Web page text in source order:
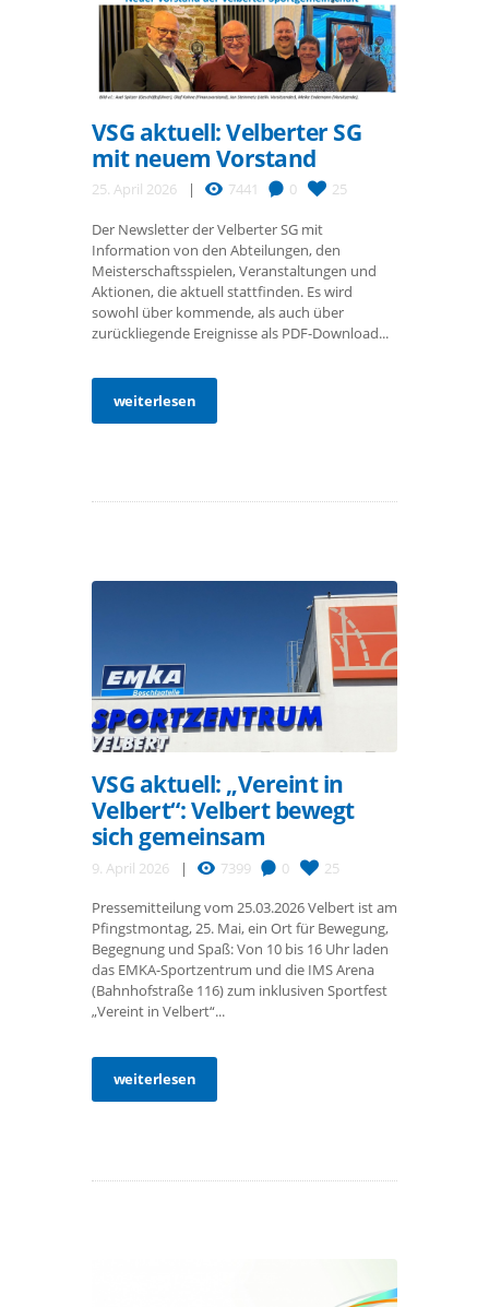
VSG aktuell: Velberter SG
mit neuem Vorstand
25. April 2026 7441 0 25
Der Newsletter der Velberter SG mit
Information von den Abteilungen, den
Meisterschaftsspielen, Veranstaltungen und
Aktionen, die aktuell stattfinden. Es wird
sowohl über kommende, als auch über
zurückliegende Ereignisse als PDF-Download...
weiterlesen
VSG aktuell: „Vereint in
Velbert“: Velbert bewegt
sich gemeinsam
9. April 2026 7399 0 25
Pressemitteilung vom 25.03.2026 Velbert ist am
Pfingstmontag, 25. Mai, ein Ort für Bewegung,
Begegnung und Spaß: Von 10 bis 16 Uhr laden
das EMKA-Sportzentrum und die IMS Arena
(Bahnhofstraße 116) zum inklusiven Sportfest
„Vereint in Velbert“...
weiterlesen